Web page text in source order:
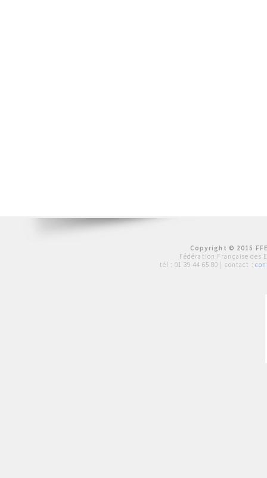
Copyright © 2015
Fédération Française des
tél : 01 39 44 65 80 | contact :